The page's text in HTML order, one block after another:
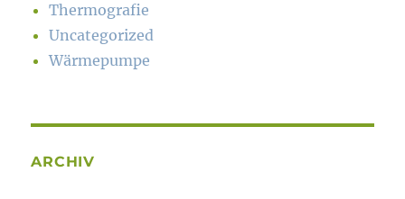
Thermografie
Uncategorized
Wärmepumpe
ARCHIV